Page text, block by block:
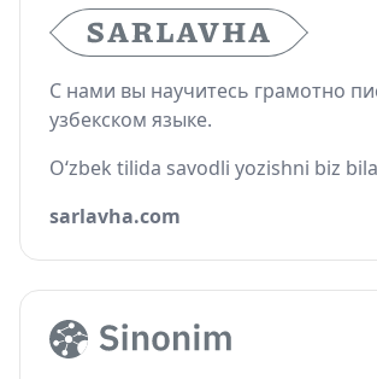
С нами вы научитесь грамотно
узбекском языке.
O‘zbek tilida savodli yozishni biz
sarlavha.com